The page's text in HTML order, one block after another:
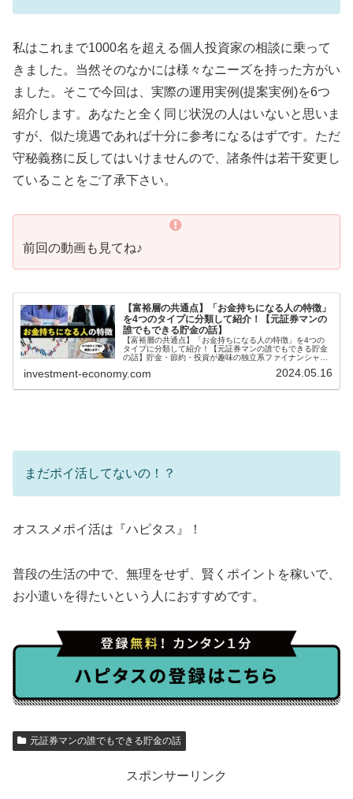
私はこれまで1000名を超える個人投資家の相談に乗って
きました。当然そのなかには様々なニーズを持った方がい
ました。そこで今回は、実際の運用実例(提案実例)を6つ
紹介します。あなたと全く同じ状況の人はいないと思いま
すが、似た境遇であれば十分に参考になるはずです。ただ
守秘義務に反してはいけませんので、諸条件は若干変更し
ていることをご了承下さい。
前回の動画も見てね♪
【富裕層の共通点】「お金持ちになる人の特徴」
を4つのタイプに分類して紹介！【元証券マンの
誰でもできる貯金の話】
【富裕層の共通点】「お金持ちになる人の特徴」を4つの
タイプに分類して紹介！【元証券マンの誰でもできる貯金
の話】貯金・節約・投資が趣味の独立系ファイナンシャ
では元証券マンの視点から、誰でも...
investment-economy.com 2024.05.16
まだポイ活してないの！？
オススメポイ活は『ハピタス』！
普段の生活の中で、無理をせず、賢くポイントを稼いで、
お小遣いを得たいという人におすすめです。
元証券マンの誰でもできる貯金の話
スポンサーリンク